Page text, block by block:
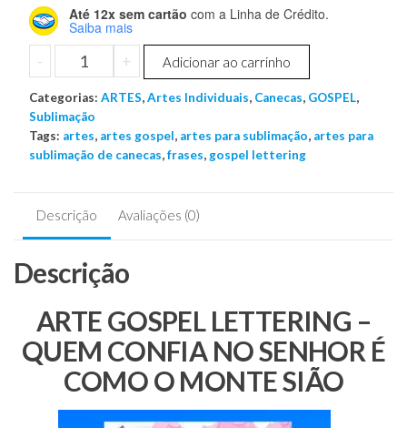
Até 12x sem cartão com a Linha de Crédito.
Saiba mais
-
ARTE
GOSPEL
LETTERING
-
QUEM
CONFIA
SENHOR
O
SIÃO
quantidade
+ Adicionar ao carrinho
Categorias: ARTES,Artes Individuais, Canecas, GOSPEL,
Sublimação
Tags: artes, artes gospel, artes para sublimação, artes para
sublimação de canecas,frases, gospel lettering
Descrição Avaliações (0)
Descrição
ARTE GOSPEL LETTERING –
QUEM CONFIA NO SENHOR É
COMO O MONTE SIÃO